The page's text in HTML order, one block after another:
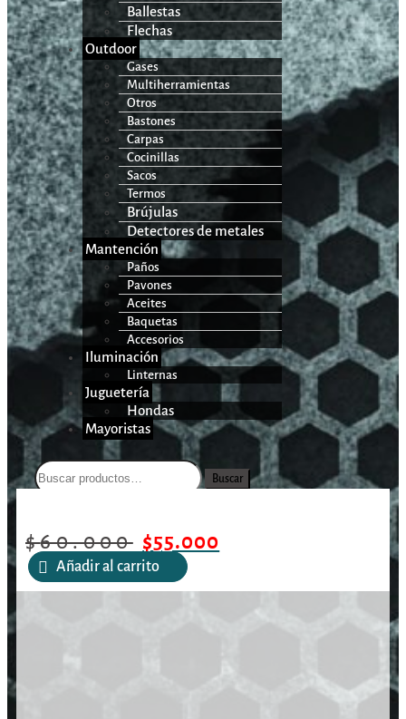
Ballestas
Flechas
Outdoor
Gases
Multiherramientas
Otros
Bastones
Carpas
Cocinillas
Sacos
Termos
Brújulas
Detectores de metales
Mantención
Paños
Pavones
Aceites
Baquetas
Accesorios
Iluminación
Linternas
Juguetería
Hondas
Mayoristas
Buscar
$60.000 $55.000
Añadir al carrito